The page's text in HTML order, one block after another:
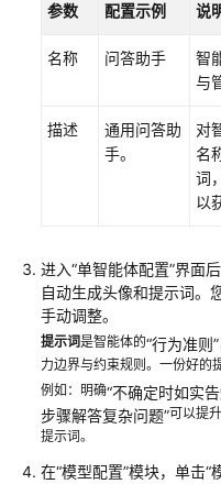
参数 配置示例 说
名称 问答助手
智
与
描述
通用问答助
手。
对
名
词
以
进入“单智能体配置”界面
自动生成头像和提示词。
手动调整。
提示词是智能体的“行为准则”
力边界与约束规则。一份好的
例如：明确“不确定时如实
步骤解答复杂问题”可以提
提示词。
在“模型配置”模块，单击“